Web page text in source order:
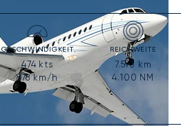
GESCHWINDIGKEIT
474 kts
878km/h
REICHWEITE
7.593 km
4.100 NM